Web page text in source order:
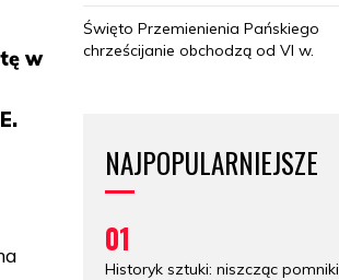
w
Święto Przemienienia Pańskiego
chrześcijanie obchodzą od VI w.
NAJPOPULARNIEJSZE
01
Historyk sztuki: niszcząc pomniki